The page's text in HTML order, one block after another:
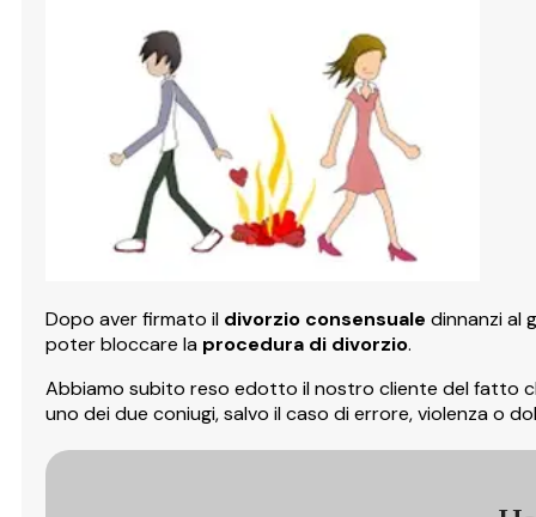
Dopo aver firmato il divorzio consensuale dinnanzi al
poter bloccare la procedura di divorzio.
Abbiamo subito reso edotto il nostro cliente del fatto
uno dei due coniugi, salvo il caso di errore, violenza o